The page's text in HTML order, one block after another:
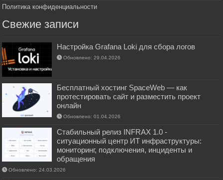
Политика конфиденциальности
Свежие записи
Настройка Grafana Loki для сбора логов
Обновлено: 29.04.2026
Бесплатный хостинг SpaceWeb — как
протестировать сайт и разместить проект
онлайн
Обновлено: 01.04.2026
Стабильный релиз INFRAX 1.0 -
ситуационный центр ИТ инфраструктуры:
мониторинг, подключения, инциденты и
обращения
Обновлено: 24.03.2026